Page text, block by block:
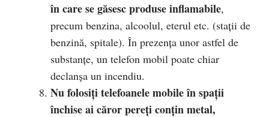
în care se găsesc produse inflamabile,
precum benzina, alcoolul, eterul etc. (staţii de
benzină, spitale). În prezenţa unor astfel de
substanţe, un telefon mobil poate chiar
declanşa un incendiu.
Nu folosiţi telefoanele mobile în spaţii
închise ai căror pereţi conţin metal,